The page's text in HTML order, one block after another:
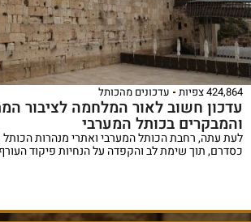
424,864 צפיות עדכונים מהכותל
עדכון חשוב לאור המלחמה לציבור
והמבקרים בכותל המערבי
לעת עתה, רחבת הכותל המערבי ואתרי מנהרות הכותל
כסדרם, תוך שימת לב והקפדה על הנחיות פיקוד העורף